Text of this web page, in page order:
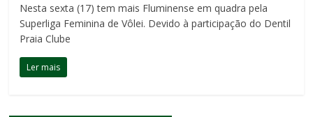
Nesta sexta (17) tem mais Fluminense em quadra pela
Superliga Feminina de Vôlei. Devido à participação do Dentil
Praia Clube
Ler mais